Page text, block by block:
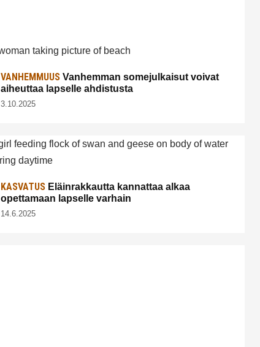
VANHEMMUUS Vanhemman somejulkaisut voivat
aiheuttaa lapselle ahdistusta
3.10.2025
KASVATUS Eläinrakkautta kannattaa alkaa
opettamaan lapselle varhain
14.6.2025